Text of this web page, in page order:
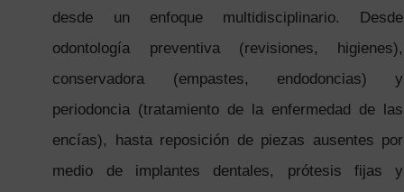
desde un enfoque multidisciplinario. Desde
odontología preventiva (revisiones, higienes),
conservadora (empastes, endodoncias) y
periodoncia (tratamiento de la enfermedad de las
encías), hasta reposición de piezas ausentes por
medio de implantes dentales, prótesis fijas y